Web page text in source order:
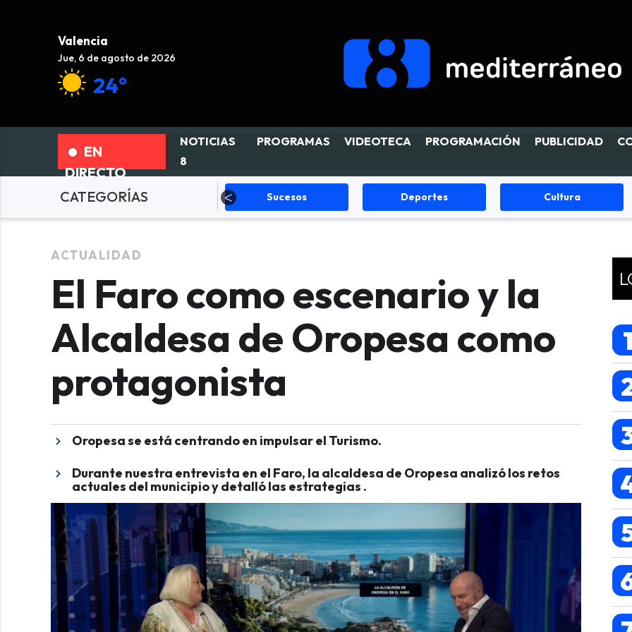
Valencia
Jue, 6 de agosto de 2026
24°
EN
DIRECTO
NOTICIAS
8
PROGRAMAS VIDEOTECA PROGRAMACIÓN PUBLICIDAD
CATEGORÍASSucesos Deportes Cultura Fiestas
ACTUALIDAD
El Faro como escenario y la
Alcaldesa de Oropesa como
protagonista
Oropesa se está centrando en impulsar el Turismo.
Durante nuestra entrevista en el Faro, la alcaldesa de Oropesa analizó los retos
actuales del municipio y detalló las estrategias .
1